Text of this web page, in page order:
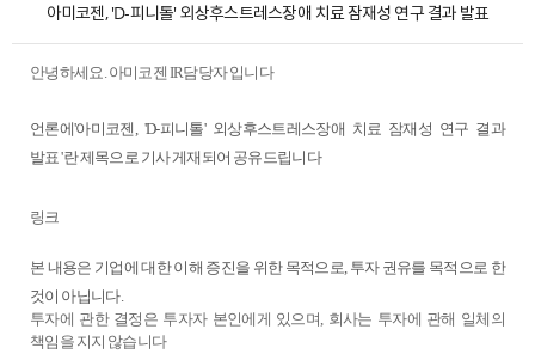
아미코젠, 'D-피니톨' 외상후스트레스장애 치료 잠재성 연구 결과 발표
안녕하세요. 아미코젠 IR담당자 입니다
언론에'아미코젠, 'D-피니톨' 외상후스트레스장애 치료 잠재성 연구 결과
발표 '란 제목으로 기사 게재되어 공유드립니다
링크
본 내용은 기업에 대한 이해 증진을 위한 목적으로, 투자 권유를 목적으로 한
것이 아닙니다.
투자에 관한 결정은 투자자 본인에게 있으며, 회사는 투자에 관해 일체의
책임을 지지 않습니다